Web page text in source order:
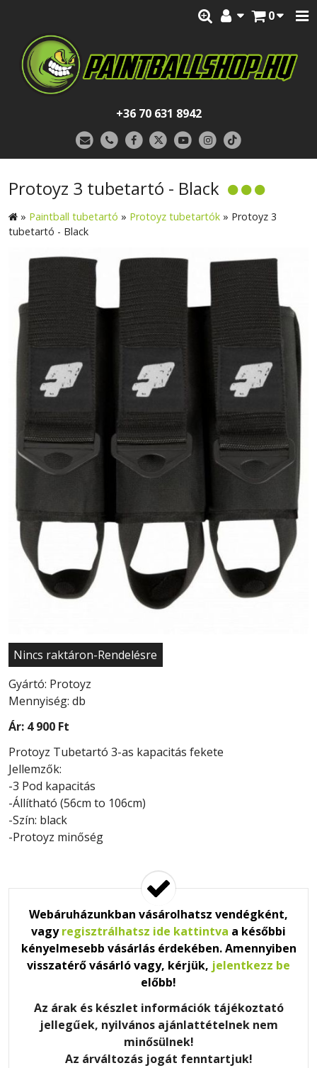
0
+36 70 631 8942
Protoyz 3 tubetartó - Black
» Paintball tubetartó » Protoyz tubetartók » Protoyz 3
tubetartó - Black
Nincs raktáron-Rendelésre
Gyártó: Protoyz
Mennyiség: db
Ár: 4 900 Ft
Protoyz Tubetartó 3-as kapacitás fekete
Jellemzők:
-3 Pod kapacitás
-Állítható (56cm to 106cm)
-Szín: black
-Protoyz minőség
Webáruházunkban vásárolhatsz vendégként,
vagyregisztrálhatsz ide kattintva a későbbi
kényelmesebb vásárlás érdekében. Amennyiben
visszatérő vásárló vagy, kérjük, jelentkezz be
előbb!
Az árak és készlet információk tájékoztató
jellegűek, nyilvános ajánlattételnek nem
minősülnek!
Az árváltozás jogát fenntartjuk!